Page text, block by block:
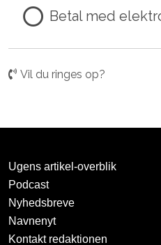
Betal med
Vil du ringes op?
Ugens artikel-overblik
Podcast
Nyhedsbreve
Navnenyt
Kontakt redaktionen